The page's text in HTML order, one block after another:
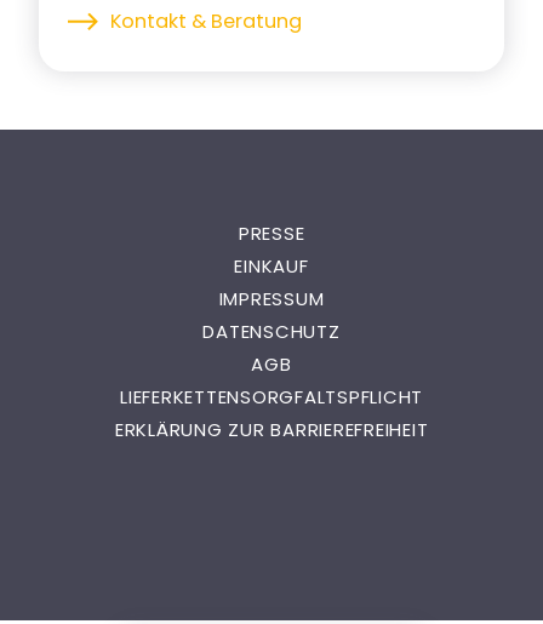
Kontakt & Beratung
PRESSE
EINKAUF
IMPRESSUM
DATENSCHUTZ
AGB
LIEFERKETTENSORGFALTSPFLICHT
ERKLÄRUNG ZUR BARRIEREFREIHEIT